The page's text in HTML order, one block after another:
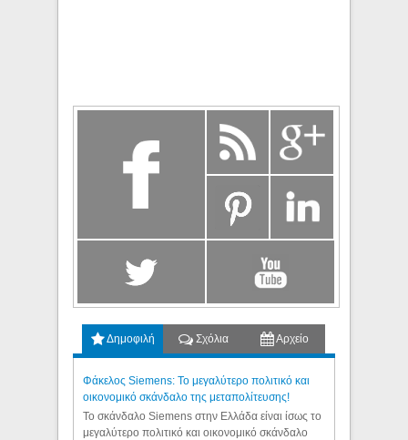
Δημοφιλή Σχόλια Αρχείο
Φάκελος Siemens: Το μεγαλύτερο πολιτικό και
οικονομικό σκάνδαλο της μεταπολίτευσης!
Το σκάνδαλο Siemens στην Ελλάδα είναι ίσως το
μεγαλύτερο πολιτικό και οικονομικό σκάνδαλο